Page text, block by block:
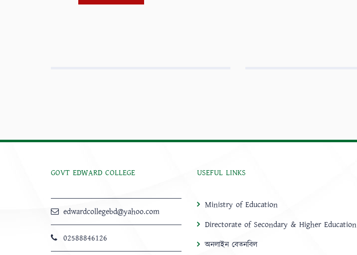
GOVT EDWARD COLLEGE
edwardcollegebd@yahoo.com
02588846126
USEFUL LINKS
Ministry of Education
Directorate of Secondary & Higher Education
অনলাইন বেতনবিল